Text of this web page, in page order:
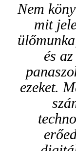
Nem
mit
és
ezeket.